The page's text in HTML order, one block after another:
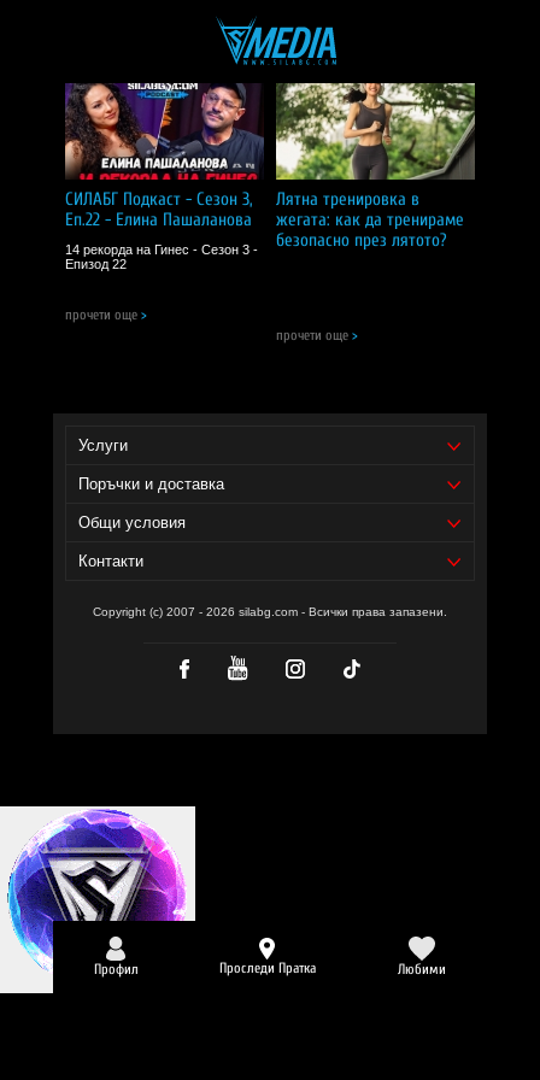
Не се препоръчва за бременни, кърмещи жени и хора,
приемащи лекарства.
Съхранявайте на сухо и хладно място, далеч от деца.
CИЛA БГ Tийм!
Доставчик на продукта - И фудс ЕООД.
Уебсайт на производителя -
https://www.nowfoods.com/
Препоръчваме ви също:
кинези ленти
СИЛАБГ Подкаст - Сезон 3,
Еп.22 - Елина Пашаланова
14 рекорда на Гинес - Сезон 3 -
Епизод 22
прочети още >
Лятна тренировка в
жегата: как да тренираме
безопасно през лятото?
прочети още >
Услуги
Поръчки и доставка
Общи условия
Контакти
Copyright (c) 2007 - 2026 silabg.com - Всички права запазени.
Профил Проследи Пратка Любими